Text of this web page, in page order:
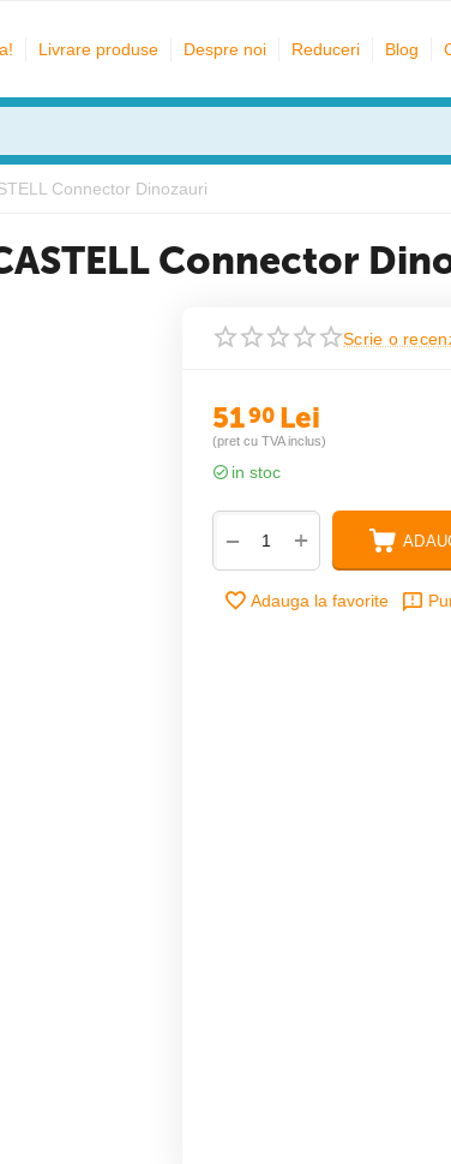
Livrare produse Despre noi Reduceri Blog
Connector Dinozauri
Connector
Scrie o
5190 Lei
(pret cu TVA inclus)
in stoc
+
−
Adauga la favorite